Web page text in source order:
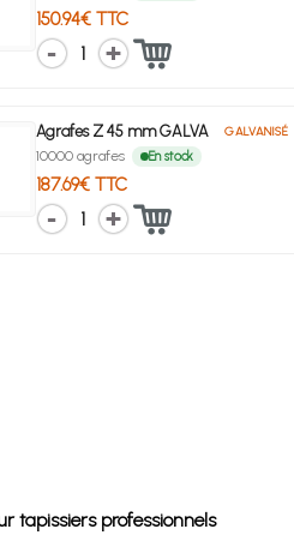
150.94€ TTC
1
Agrafes Z 45 mm GALVA GALVANISÉ
10000 agrafes En stock
187.69€ TTC
1
tapissiers professionnels